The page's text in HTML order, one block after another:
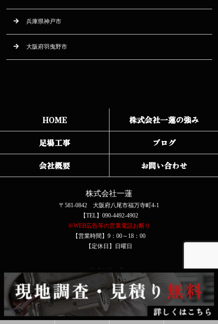
兵庫県神戸市
大阪府羽曳野市
HOME
株式会社一蓮の強み
足場工事
ブログ
会社概要
お問い合わせ
株式会社一蓮
〒581-0842 大阪府八尾市福万寺町4-1
【TEL】090-4492-4902
※WEB広告等の営業電話お断り
【営業時間】9：00～18：00
【定休日】日曜日
COPYRIGHT © 株式会社一蓮 All rights reserved.